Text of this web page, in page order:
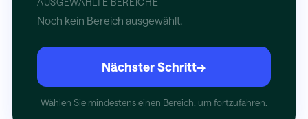
Noch kein Bereich ausgewählt.
Nächster Schritt→
Wählen Sie mindestens einen Bereich, um fortzufahren.